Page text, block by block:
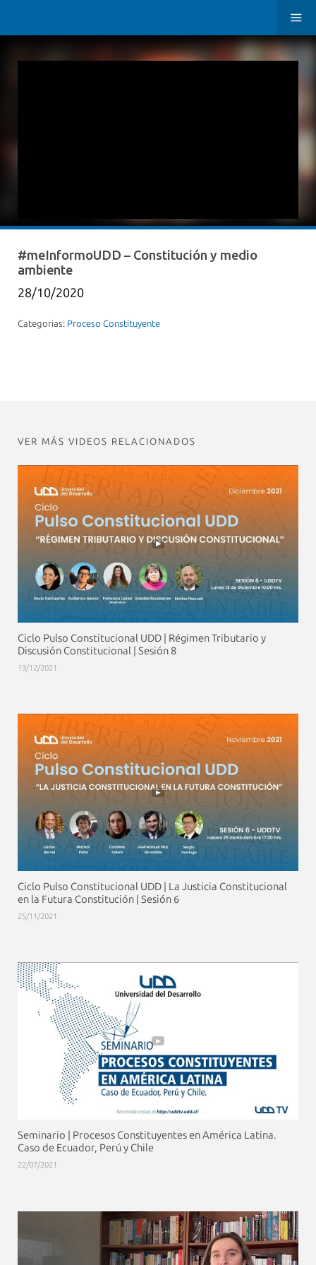
#meInformoUDD – Constitución y medio
ambiente
28/10/2020
Categorias: Proceso Constituyente
VER MÁS VIDEOS RELACIONADOS
Ciclo Pulso Constitucional UDD | Régimen Tributario y
Discusión Constitucional | Sesión 8
13/12/2021
Ciclo Pulso Constitucional UDD | La Justicia Constitucional
en la Futura Constitución | Sesión 6
25/11/2021
Seminario | Procesos Constituyentes en América Latina.
Caso de Ecuador, Perú y Chile
22/07/2021